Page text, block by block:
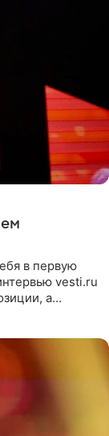
в первую
vesti.ru
а